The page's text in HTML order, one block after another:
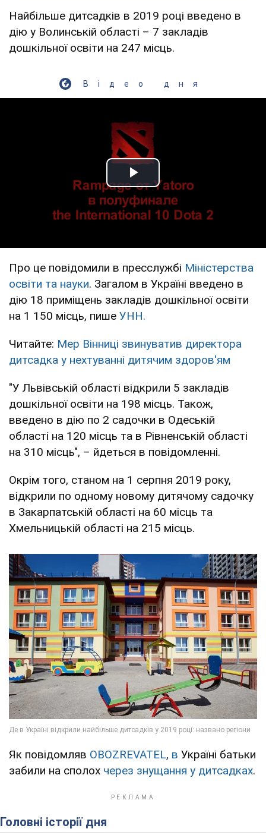
Найбільше дитсадків в 2019 році введено в
дію у Волинській області – 7 закладів
дошкільної освіти на 247 місць.
Відео дня
Play Video
Про це повідомили в пресслужбі Міністерства
освіти та науки. Загалом в Україні введено в
дію 18 приміщень закладів дошкільної освіти
на 1 150 місць, пише УНН.
Читайте: Мер Вінниці звинуватив директора
дитсадка у нехтуванні дитячим здоров'ям
"У Львівській області відкрили 5 закладів
дошкільної освіти на 198 місць. Також,
введено в дію по 2 садочки в Одеській
області на 120 місць та в Рівненській області
на 310 місць", – йдеться в повідомленні.
Окрім того, станом на 1 серпня 2019 року,
відкрили по одному новому дитячому садочку
в Закарпатській області на 60 місць та
Хмельницькій області на 215 місць.
Як повідомляв OBOZREVATEL, в Україні батьки
забили на сполох через знущання у дитсадках.
Головні історії дня